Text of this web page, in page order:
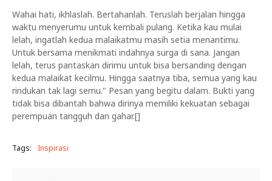
Wahai hati, ikhlaslah. Bertahanlah. Teruslah berjalan hingga
waktu menyerumu untuk kembali pulang. Ketika kau mulai
lelah, ingatlah kedua malaikatmu masih setia menantimu.
Untuk bersama menikmati indahnya surga di sana. Jangan
lelah, terus pantaskan dirimu untuk bisa bersanding dengan
kedua malaikat kecilmu. Hingga saatnya tiba, semua yang kau
rindukan tak lagi semu." Pesan yang begitu dalam. Bukti yang
tidak bisa dibantah bahwa dirinya memiliki kekuatan sebagai
perempuan tangguh dan gahar.[]
Tags: Inspirasi